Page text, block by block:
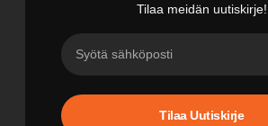
Tilaa meidän uutiskirje!
Tilaa Uutiskirje